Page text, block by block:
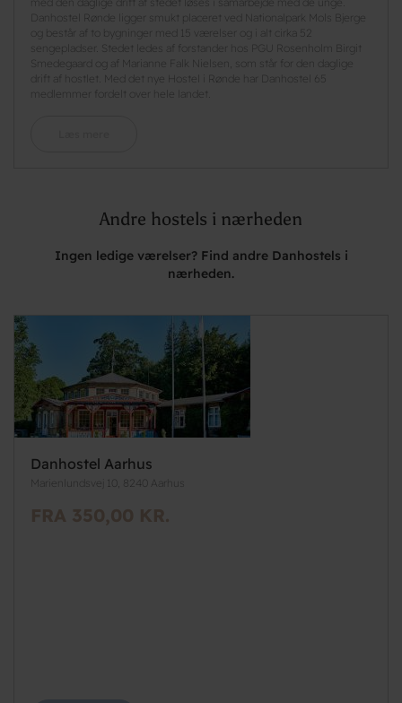
Danhostel Rønde ligger smukt placeret ved Nationalpark Mols Bjerge
og består af to bygninger med 15 værelser og i alt cirka 52
sengepladser. Stedet ledes af forstander hos PGU Rosenholm Birgit
Smedegaard og af Marianne Falk Nielsen, som står for den daglige
drift af hostlet. Med det nye Hostel i Rønde har Danhostel 65
medlemmer fordelt over hele landet.
Andre hostels i nærheden
Ingen ledige værelser? Find andre Danhostels i
nærheden.
Danhostel Aarhus
Marienlundsvej 10, 8240 Aarhus
FRA 350,00 KR.